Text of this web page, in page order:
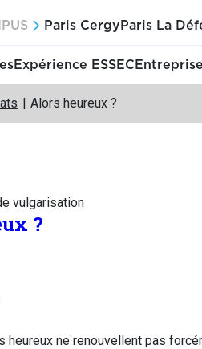
Paris Cergy Paris La
Expérience ESSEC
Alors heureux ?
vulgarisation
?
heureux ne renouvellent pas